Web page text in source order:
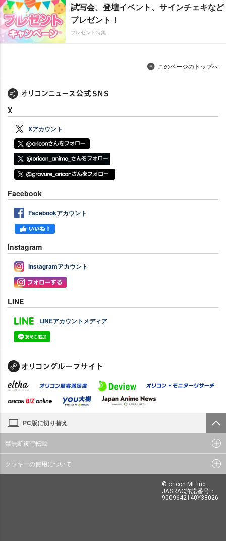
試写会、登壇イベント、サインチェキなど
プレゼント！
プレゼント特集
このページのトップへ
X
Xアカウント
Facebook
Facebookアカウント
Instagram
Instagramアカウント
LINE
LINEアカウントメディア
PC版に切り替え
禁無断複写転載
クッキーの使用について
© oricon ME inc.
JASRAC許諾番号：
9009642140Y38026